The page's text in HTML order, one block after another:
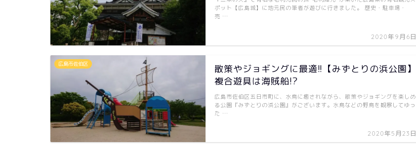
2020年9月6日
ポット【広島城】に地元民の筆者が遊びに行きました。 歴史・駐車場・
売 …
広島市佐伯区
散策やジョギングに最適!!【みずとりの浜公園】
複合遊具は海賊船!?
2020年5月23日
広島市佐伯区五日市町に、水鳥に癒されながら、散策やジョギングを楽しめ
る公園『みずとりの浜公園』がございます。水鳥などの野鳥を観察してゆっ
た …